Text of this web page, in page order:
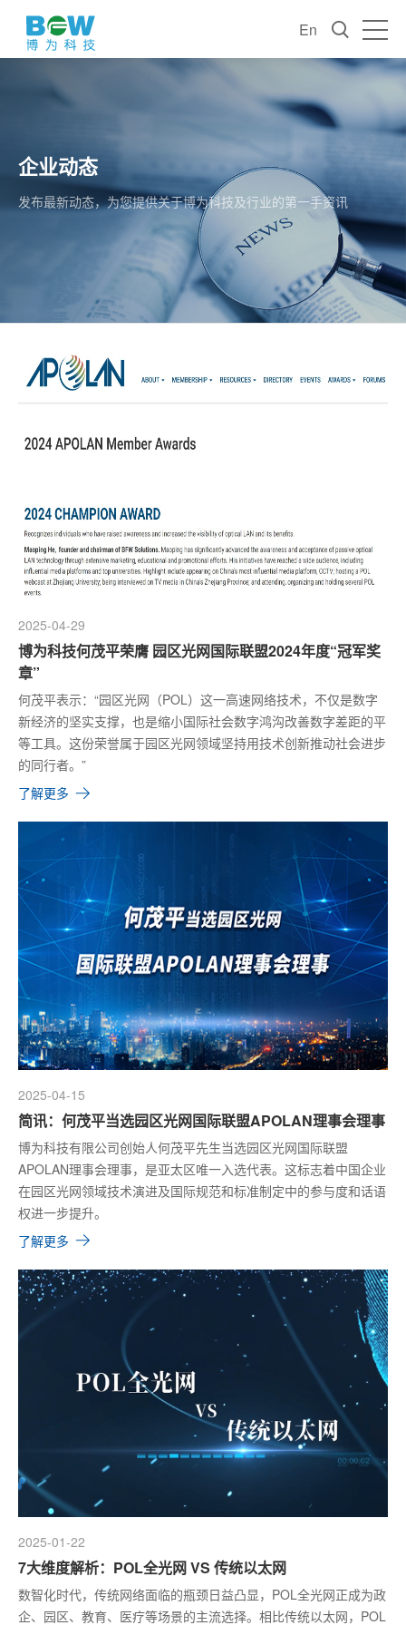
En
企业动态
发布最新动态，为您提供关于博为科技及行业的第一手资讯
2025-04-29
博为科技何茂平荣膺 园区光网国际联盟2024年度“冠军奖
章”
何茂平表示：“园区光网（POL）这一高速网络技术，不仅是数字
新经济的坚实支撑，也是缩小国际社会数字鸿沟改善数字差距的平
等工具。这份荣誉属于园区光网领域坚持用技术创新推动社会进步
的同行者。”
了解更多
2025-04-15
简讯：何茂平当选园区光网国际联盟APOLAN理事会理事
博为科技有限公司创始人何茂平先生当选园区光网国际联盟
APOLAN理事会理事，是亚太区唯一入选代表。这标志着中国企业
在园区光网领域技术演进及国际规范和标准制定中的参与度和话语
权进一步提升‌。
了解更多
2025-01-22
7大维度解析：POL全光网 VS 传统以太网
数智化时代，传统网络面临的瓶颈日益凸显，POL全光网正成为政
企、园区、教育、医疗等场景的主流选择。相比传统以太网，POL